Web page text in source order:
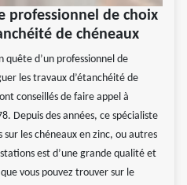
professionnel de choix
de chéneaux
quête d’un professionnel de
les travaux d’étanchéité de
conseillés de faire appel à
Depuis des années, ce spécialiste
les chéneaux en zinc, ou autres
est d’une grande qualité et
vous pouvez trouver sur le